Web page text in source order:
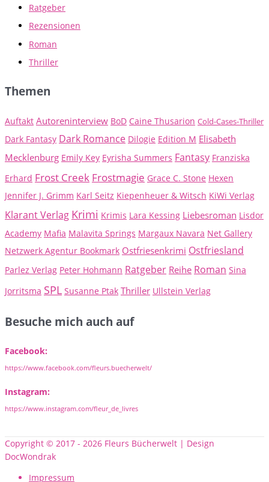
Ratgeber
Rezensionen
Roman
Thriller
Themen
Auftakt Autoreninterview BoD Caine Thusarion Cold-Cases-Thriller
Dark Fantasy Dark Romance Dilogie Edition M Elisabeth
Mecklenburg Emily Key Eyrisha Summers Fantasy Franziska
Erhard Frost Creek Frostmagie Grace C. Stone Hexen
Jennifer J. Grimm Karl Seitz Kiepenheuer & Witsch KiWi Verlag
Klarant Verlag Krimi Krimis Lara Kessing Liebesroman Lisdor
Academy Mafia Malavita Springs Margaux Navara Net Gallery
Netzwerk Agentur Bookmark Ostfriesenkrimi Ostfriesland
Parlez Verlag Peter Hohmann Ratgeber Reihe Roman Sina
Jorritsma SPL Susanne Ptak Thriller Ullstein Verlag
Besuche mich auch auf
Facebook:
https://www.facebook.com/fleurs.buecherwelt/
Instagram:
https://www.instagram.com/fleur_de_livres
Copyright © 2017 - 2026 Fleurs Bücherwelt | Design
DocWondrak
Impressum